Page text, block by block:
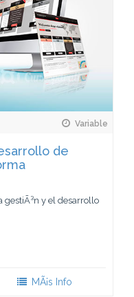
Variable
de
gestiÃ³n y el desarrollo
MÃ¡s Info